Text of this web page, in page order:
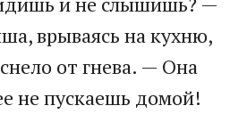
врываясь на кухню,
от гнева. — Она
не пускаешь домой!